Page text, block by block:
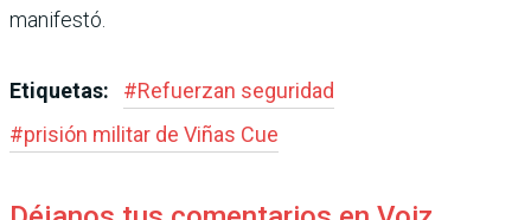
manifestó.
Etiquetas: #Refuerzan seguridad
#prisión militar de Viñas Cue